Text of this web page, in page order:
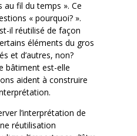
fil du temps ». Ce
« pourquoi? ».
il réutilisé de façon
éléments du gros
et d’autres, non?
bâtiment est-elle
aident à construire
l’interprétation de
réutilisation